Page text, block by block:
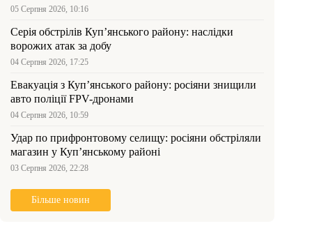
05 Серпня 2026, 10:16
Серія обстрілів Куп’янського району: наслідки
ворожих атак за добу
04 Серпня 2026, 17:25
Евакуація з Куп’янського району: росіяни знищили
авто поліції FPV-дронами
04 Серпня 2026, 10:59
Удар по прифронтовому селищу: росіяни обстріляли
магазин у Куп’янському районі
03 Серпня 2026, 22:28
Більше новин